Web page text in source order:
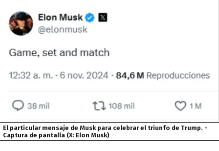
El particular mensaje de Musk para celebrar el triunfo de Trump. -
Captura de pantalla (X: Elon Musk)